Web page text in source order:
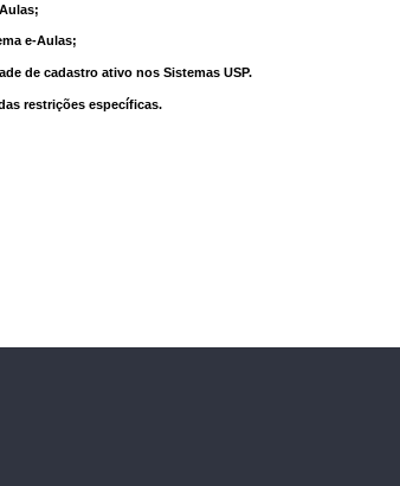
e-Aulas;
de cadastro ativo nos Sistemas USP.
restrições específicas.